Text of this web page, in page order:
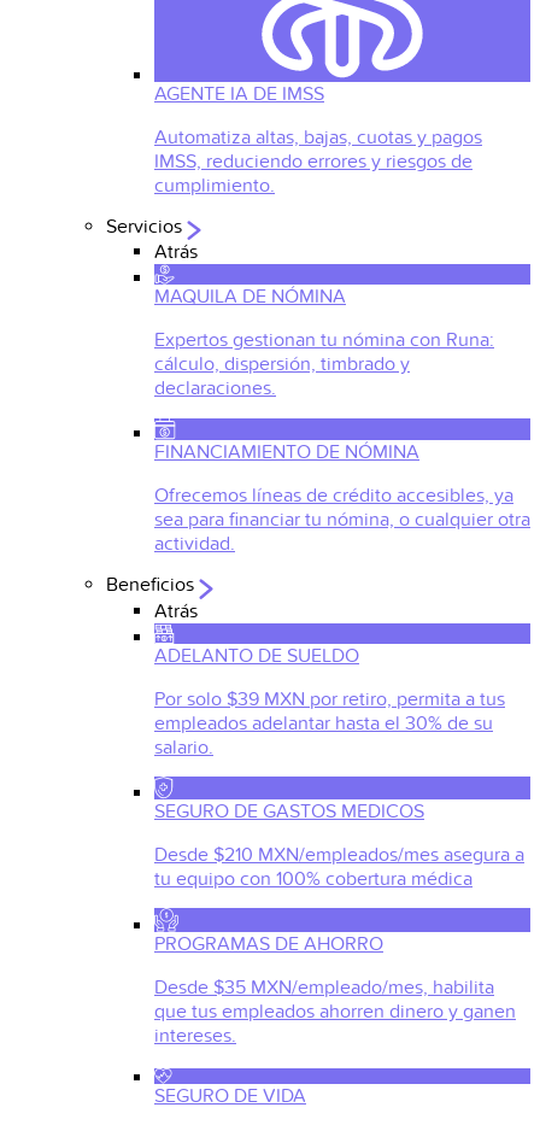
AGENTE IA DE IMSS
Automatiza altas, bajas, cuotas y pagos
IMSS, reduciendo errores y riesgos de
cumplimiento.
Servicios
Atrás
MAQUILA DE NÓMINA
Expertos gestionan tu nómina con Runa:
cálculo, dispersión, timbrado y
declaraciones.
FINANCIAMIENTO DE NÓMINA
Ofrecemos líneas de crédito accesibles, ya
sea para financiar tu nómina, o cualquier otra
actividad.
Beneficios
Atrás
ADELANTO DE SUELDO
Por solo $39 MXN por retiro, permita a tus
empleados adelantar hasta el 30% de su
salario.
SEGURO DE GASTOS MEDICOS
Desde $210 MXN/empleados/mes asegura a
tu equipo con 100% cobertura médica
PROGRAMAS DE AHORRO
Desde $35 MXN/empleado/mes, habilita
que tus empleados ahorren dinero y ganen
intereses.
SEGURO DE VIDA